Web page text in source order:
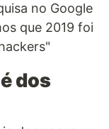
no Google
que 2019 foi
dos